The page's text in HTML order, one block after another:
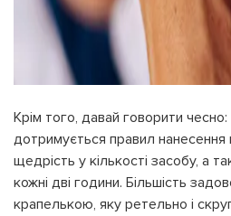
Крім того, давай говорити чесно:
дотримується правил нанесення
щедрість у кількості засобу, а
кожні дві години. Більшість
крапелькою, яку ретельно і